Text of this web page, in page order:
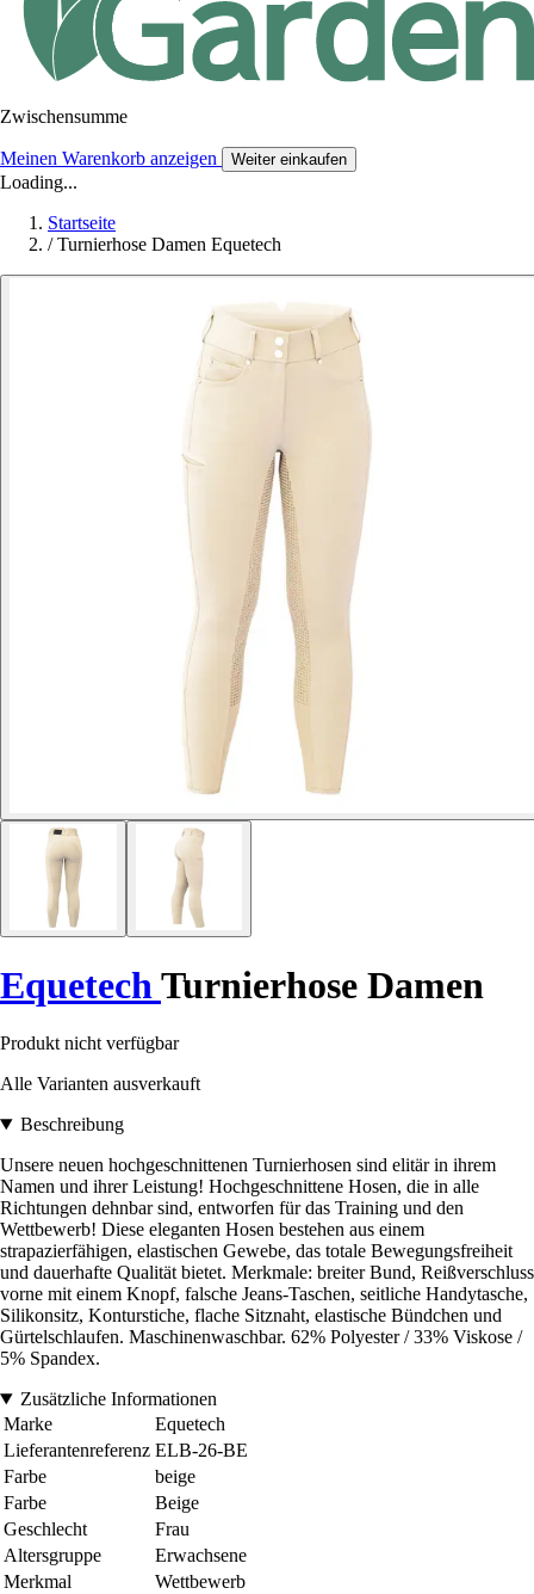
Zwischensumme
Meinen Warenkorb anzeigen Weiter einkaufen
Loading...
Startseite
/ Turnierhose Damen Equetech
Equetech Turnierhose Damen
Produkt nicht verfügbar
Alle Varianten ausverkauft
Beschreibung
Unsere neuen hochgeschnittenen Turnierhosen sind elitär in ihrem
Namen und ihrer Leistung! Hochgeschnittene Hosen, die in alle
Richtungen dehnbar sind, entworfen für das Training und den
Wettbewerb! Diese eleganten Hosen bestehen aus einem
strapazierfähigen, elastischen Gewebe, das totale Bewegungsfreiheit
und dauerhafte Qualität bietet. Merkmale: breiter Bund, Reißverschluss
vorne mit einem Knopf, falsche Jeans-Taschen, seitliche Handytasche,
Silikonsitz, Konturstiche, flache Sitznaht, elastische Bündchen und
Gürtelschlaufen. Maschinenwaschbar. 62% Polyester / 33% Viskose /
5% Spandex.
Zusätzliche Informationen
Marke
Equetech
Lieferantenreferenz ELB-26-BE
Farbe
beige
Farbe
Beige
Geschlecht
Frau
Altersgruppe
Erwachsene
Merkmal
Wettbewerb